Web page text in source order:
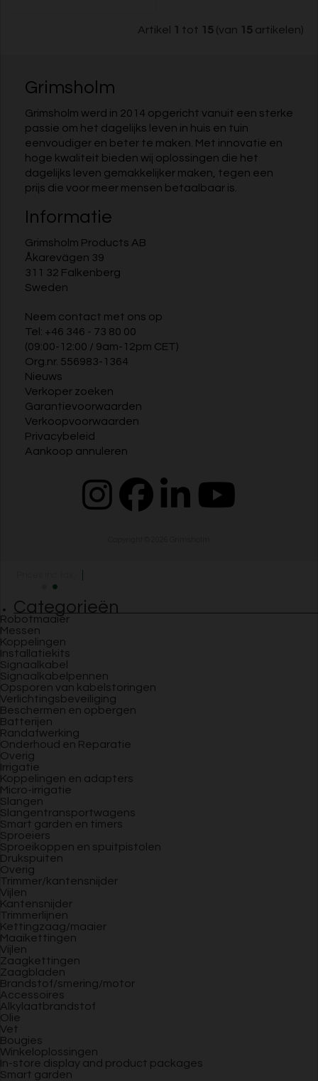
Artikel 1 tot 15 (van 15 artikelen)
Grimsholm
Grimsholm werd in 2014 opgericht vanuit een sterke
passie om het dagelijks leven in huis en tuin
eenvoudiger en beter te maken. Met innovatie en
hoge kwaliteit bieden wij oplossingen die het
dagelijks leven gemakkelijker maken, tegen een
prijs die voor meer mensen betaalbaar is.
Informatie
Grimsholm Products AB
Åkarevägen 39
311 32 Falkenberg
Sweden
Neem contact met ons op
Tel: +46 346 - 73 80 00
(09:00-12:00 / 9am-12pm CET)
Org.nr. 556983-1364
Nieuws
Verkoper zoeken
Garantievoorwaarden
Verkoopvoorwaarden
Privacybeleid
Aankoop annuleren
Categorieën
Robotmaaier
Messen
Koppelingen
Installatiekits
Signaalkabel
Signaalkabelpennen
Opsporen van kabelstoringen
Verlichtingsbeveiliging
Beschermen en opbergen
Batterijen
Randafwerking
Onderhoud en Reparatie
Overig
Irrigatie
Koppelingen en adapters
Micro-irrigatie
Slangen
Slangentransportwagens
Smart garden en timers
Sproeiers
Sproeikoppen en spuitpistolen
Drukspuiten
Overig
Trimmer/kantensnijder
Vijlen
Kantensnijder
Trimmerlijnen
Kettingzaag/maaier
Maaikettingen
Vijlen
Zaagkettingen
Zaagbladen
Brandstof/smering/motor
Accessoires
Alkylaatbrandstof
Olie
Vet
Bougies
Winkeloplossingen
In-store display and product packages
Smart garden